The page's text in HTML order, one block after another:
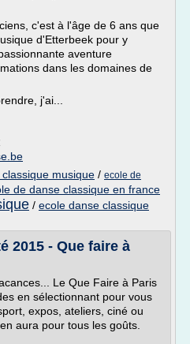
c'est à l'âge de 6 ans que
d'Etterbeek pour y
aventure
dans les domaines de
j'ai...
musique / ecole de
de danse classique en france
/ ecole danse classique
2015 - Que faire à
Le Que Faire à Paris
en sélectionnant pour vous
expos, ateliers, ciné ou
aura pour tous les goûts.